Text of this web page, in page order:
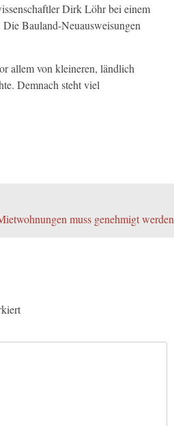
Dirk Löhr bei einem
Bauland-Neuausweisungen
allem von kleineren, ländlich
Demnach steht viel
muss genehmigt werden